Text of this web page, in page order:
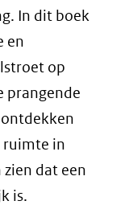
In dit boek
en
op
prangende
ontdekken
ruimte in
dat een
is.